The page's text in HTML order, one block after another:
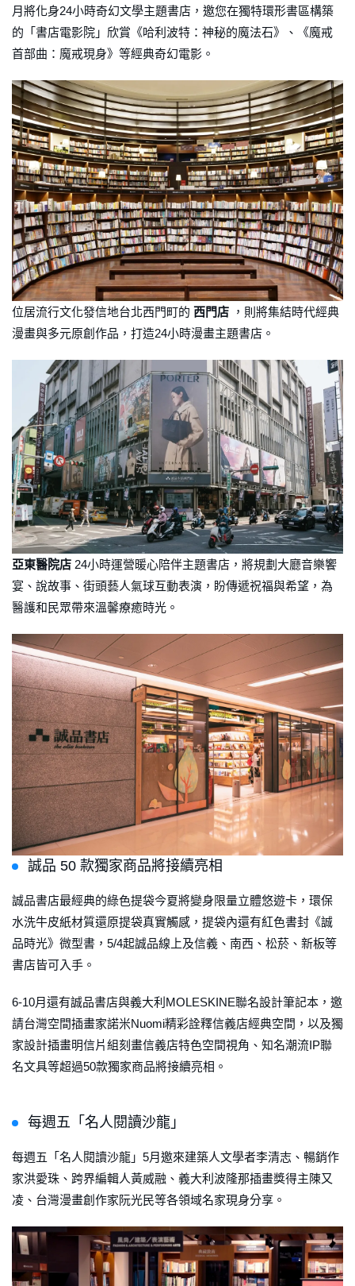
月將化身24小時奇幻文學主題書店，邀您在獨特環形書區構築
的「書店電影院」欣賞《哈利波特：神秘的魔法石》、《魔戒
首部曲：魔戒現身》等經典奇幻電影。
位居流行文化發信地台北西門町的 西門店 ，則將集結時代經典
漫畫與多元原創作品，打造24小時漫畫主題書店。
亞東醫院店 24小時運營暖心陪伴主題書店，將規劃大廳音樂饗
宴、說故事、街頭藝人氣球互動表演，盼傳遞祝福與希望，為
醫護和民眾帶來溫馨療癒時光。
誠品 50 款獨家商品將接續亮相
誠品書店最經典的綠色提袋今夏將變身限量立體悠遊卡，環保
水洗牛皮紙材質還原提袋真實觸感，提袋內還有紅色書封《誠
品時光》微型書，5/4起誠品線上及信義、南西、松菸、新板等
書店皆可入手。
6-10月還有誠品書店與義大利MOLESKINE聯名設計筆記本，邀
請台灣空間插畫家諾米Nuomi精彩詮釋信義店經典空間，以及獨
家設計插畫明信片組刻畫信義店特色空間視角、知名潮流IP聯
名文具等超過50款獨家商品將接續亮相。
每週五「名人閱讀沙龍」
每週五「名人閱讀沙龍」5月邀來建築人文學者李清志、暢銷作
家洪愛珠、跨界編輯人黃威融、義大利波隆那插畫獎得主陳又
凌、台灣漫畫創作家阮光民等各領域名家現身分享。